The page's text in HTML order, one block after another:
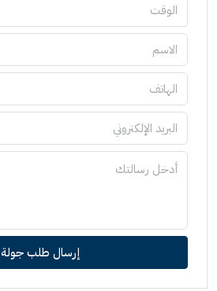
الوقت
إرسال طلب جولة